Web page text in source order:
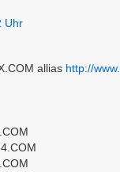
Uhr
allias http://